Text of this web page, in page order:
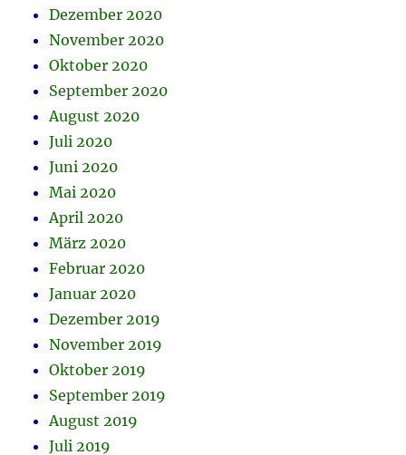
Dezember 2020
November 2020
Oktober 2020
September 2020
August 2020
Juli 2020
Juni 2020
Mai 2020
April 2020
März 2020
Februar 2020
Januar 2020
Dezember 2019
November 2019
Oktober 2019
September 2019
August 2019
Juli 2019